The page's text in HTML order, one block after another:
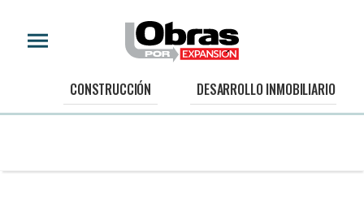
CONSTRUCCIÓN DESARROLLO INMOBILIARIO